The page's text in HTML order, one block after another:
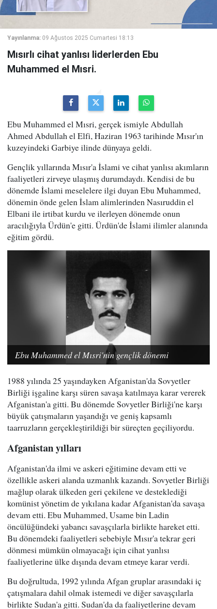
Yayınlanma: 09 Ağustos 2025 Cumartesi 18:13
Mısırlı cihat yanlısı liderlerden Ebu
Muhammed el Mısri.
Ebu Muhammed el Mısri, gerçek ismiyle Abdullah
Ahmed Abdullah el Elfi, Haziran 1963 tarihinde Mısır'ın
kuzeyindeki Garbiye ilinde dünyaya geldi.
Gençlik yıllarında Mısır'a İslami ve cihat yanlısı akımların
faaliyetleri zirveye ulaşmış durumdaydı. Kendisi de bu
dönemde İslami meselelere ilgi duyan Ebu Muhammed,
dönemin önde gelen İslam alimlerinden Nasıruddin el
Elbani ile irtibat kurdu ve ilerleyen dönemde onun
aracılığıyla Ürdün'e gitti. Ürdün'de İslami ilimler alanında
eğitim gördü.
Ebu Muhammed el Mısri'nin gençlik dönemi
1988 yılında 25 yaşındayken Afganistan'da Sovyetler
Birliği işgaline karşı süren savaşa katılmaya karar vererek
Afganistan'a gitti. Bu dönemde Sovyetler Birliği'ne karşı
büyük çatışmaların yaşandığı ve geniş kapsamlı
taarruzların gerçekleştirildiği bir süreçten geçiliyordu.
Afganistan yılları
Afganistan'da ilmi ve askeri eğitimine devam etti ve
özellikle askeri alanda uzmanlık kazandı. Sovyetler Birliği
mağlup olarak ülkeden geri çekilene ve desteklediği
komünist yönetim de yıkılana kadar Afganistan'da savaşa
devam etti. Ebu Muhammed, Usame bin Ladin
öncülüğündeki yabancı savaşçılarla birlikte hareket etti.
Bu dönemdeki faaliyetleri sebebiyle Mısır'a tekrar geri
dönmesi mümkün olmayacağı için cihat yanlısı
faaliyetlerine ülke dışında devam etmeye karar verdi.
Bu doğrultuda, 1992 yılında Afgan gruplar arasındaki iç
çatışmalara dahil olmak istemedi ve diğer savaşçılarla
birlikte Sudan'a gitti. Sudan'da da faaliyetlerine devam